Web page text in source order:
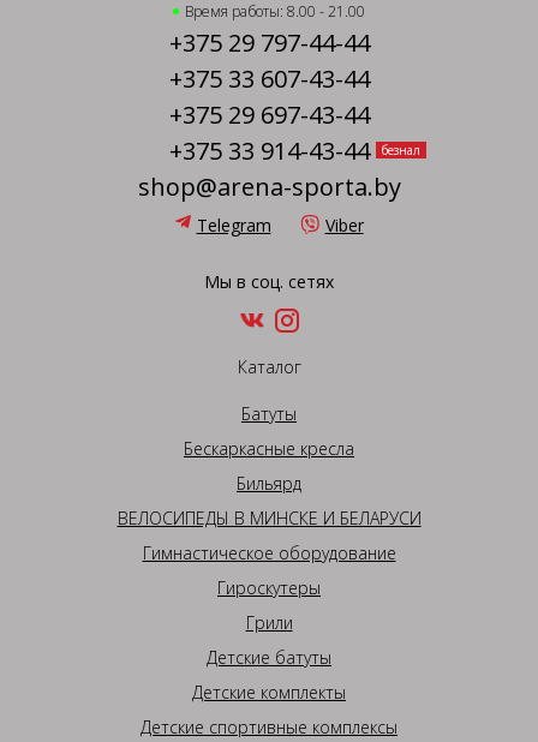
Время работы: 8.00 - 21.00
+375 29 797-44-44
+375 33 607-43-44
+375 29 697-43-44
+375 33 914-43-44
безнал
shop@arena-sporta.by
Telegram Viber
Мы в соц. сетях
Каталог
Батуты
Бескаркасные кресла
Бильярд
ВЕЛОСИПЕДЫ В МИНСКЕ И БЕЛАРУСИ
Гимнастическое оборудование
Гироскутеры
Грили
Детские батуты
Детские комплекты
Детские спортивные комплексы